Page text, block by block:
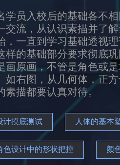
学员入校后的基础各不
交流，从认识素描并了
，一直到学习基础透视
样的基础部分要求彻底
画原画，不管是角色或
如右图，从几何体，正
素描都要认真对待。
计摸底测试 人体的基本
色设计中的形状把控 颜